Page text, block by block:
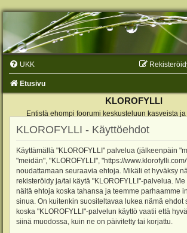
UKK
Etusivu
KLOROFYLLI
Entistä ehompi foorumi keskusteluun kasveista
KLOROFYLLI - Käyttöehdot
Käyttämällä "KLOROFYLLI" palvelua (jälkeenpäin
"meidän", "KLOROFYLLI", "https://
noudattamaan seuraavia ehtoja. Mikäli et hyväksy
rekisteröidy ja/tai käytä "KLOROFYLLI"-palvelua.
näitä ehtoja koska tahansa ja teemme parhaamme
sinua. On kuitenkin suositeltavaa lukea nämä ehdot
koska "KLOROFYLLI"-palvelun käyttö vaatii että
siinä muodossa, kuin ne on päivitetty tai korjattu.